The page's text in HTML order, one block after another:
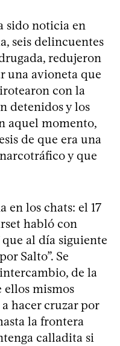
sido noticia en
seis delincuentes
redujeron
una avioneta que
con la
detenidos y los
aquel momento,
de que era una
y que
en los chats: el 17
habló con
al día siguiente
Salto”. Se
de la
ellos mismos
hacer cruzar por
la frontera
calladita si